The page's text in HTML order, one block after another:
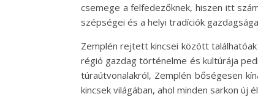
csemege a felfedezőknek, hiszen itt
szépségei és a helyi tradíciók
Zemplén rejtett kincsei között
régió gazdag történelme és kultúrája
túraútvonalakról, Zemplén bőségesen
kincsek világában, ahol minden sarkon új